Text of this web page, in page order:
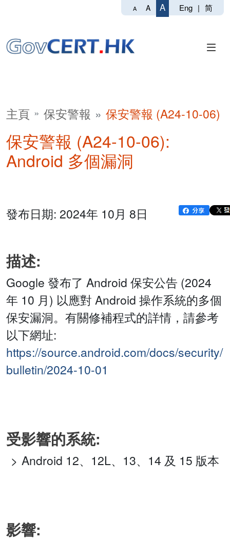
A A A Eng | 简
主頁 保安警報 保安警報 (A24-10-06)
保安警報 (A24-10-06):
Android 多個漏洞
發布日期: 2024年 10月 8日
描述:
Google 發布了 Android 保安公告 (2024
年 10 月) 以應對 Android 操作系統的多個
保安漏洞。有關修補程式的詳情，請參考
以下網址:
https://source.android.com/docs/security/
bulletin/2024-10-01
受影響的系統:
Android 12、12L、13、14 及 15 版本
影響: